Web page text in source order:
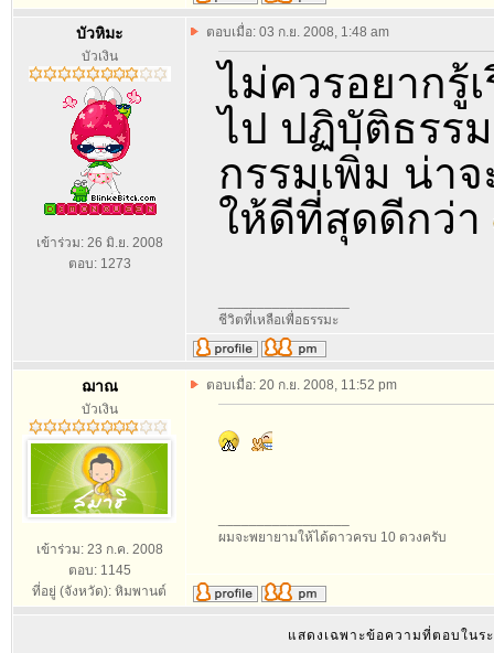
บัวหิมะ
บัวเงิน
เข้าร่วม: 26 มิ.ย. 2008
ตอบ: 1273
ตอบเมื่อ: 03 ก.ย. 2008, 1:48 am
ไม่ควรอยากรู้
ไป ปฏิบัติธรร
กรรมเพิ่ม น่า
ให้ดีที่สุดดีกว่า
ชีวิตที่เหลือเพื่อธรรมะ
ฌาณ
บัวเงิน
เข้าร่วม: 23 ก.ค. 2008
ตอบ: 1145
ที่อยู่ (จังหวัด): หิมพานต์
ตอบเมื่อ: 20 ก.ย. 2008, 11:52 pm
ผมจะพยายามให้ได้ดาวครบ 10 ดวงครับ
แสดงเฉพาะข้อความที่ตอบในร